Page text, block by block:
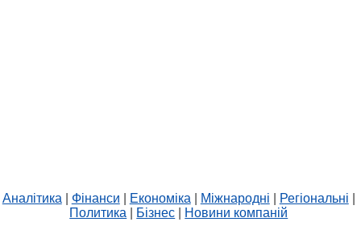
Аналітика Фінанси Економіка Міжнародні Регіональні
Политика
Бізнес Новини компаній